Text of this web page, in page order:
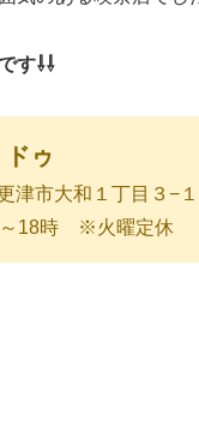
す⇩⇩
ゥ
津市大和１丁目３−１
～18時 ※火曜定休